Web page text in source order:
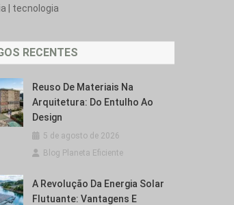
| tecnologia
RECENTES
Reuso De Materiais Na
Arquitetura: Do Entulho Ao
Design
5 de agosto de 2026
Blog Planeta Eficiente
A Revolução Da Energia Solar
Flutuante: Vantagens E